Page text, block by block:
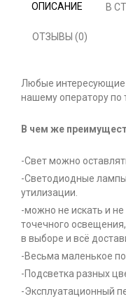
ОПИСАНИЕ В
ОТЗЫВЫ (0)
Любые интересующие
нашему оператору по
В чем же
-Свет можно
-Светодиодные
утилизации.
-можно не искать и не
точечного
в выборе и всё
-Весьма маленькое
-Подсветка разных
-Эксплуатационный